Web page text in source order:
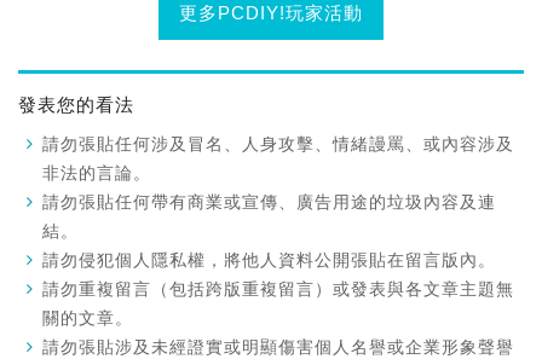
更多PCDIY!玩家活動
發表您的看法
請勿張貼任何涉及冒名、人身攻擊、情緒謾罵、或內容涉及
非法的言論。
請勿張貼任何帶有商業或宣傳、廣告用途的垃圾內容及連
結。
請勿侵犯個人隱私權，將他人資料公開張貼在留言版內。
請勿重複留言（包括跨版重複留言）或發表與各文章主題無
關的文章。
請勿張貼涉及未經證實或明顯傷害個人名譽或企業形象聲譽